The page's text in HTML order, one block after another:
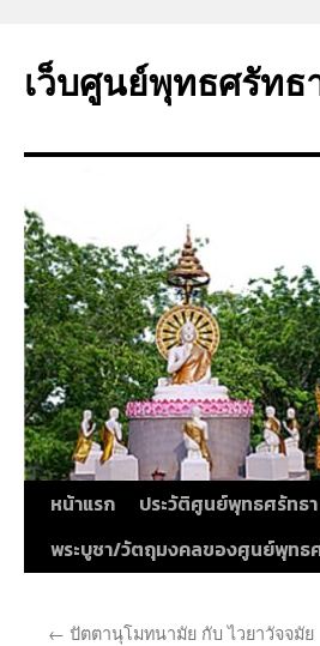
ยัง
เว็บศูนย์พุทธศรัทธ
หน้าแรก ประวัติศูนย์พุทธศรัทธา
พระบูชา/วัตถุมงคลของศูนย์พุทธ
← ปัตตานุโมทนามัย กับ ไวยาวัจจมัย